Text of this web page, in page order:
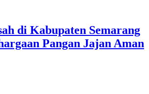
di Kabupaten Semarang
Pangan Jajan Aman